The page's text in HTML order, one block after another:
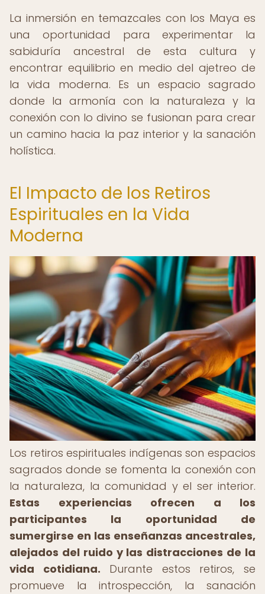
La inmersión en temazcales con los Maya es
una oportunidad para experimentar la
sabiduría ancestral de esta cultura y
encontrar equilibrio en medio del ajetreo de
la vida moderna. Es un espacio sagrado
donde la armonía con la naturaleza y la
conexión con lo divino se fusionan para crear
un camino hacia la paz interior y la sanación
holística.
El Impacto de los Retiros
Espirituales en la Vida
Moderna
Los retiros espirituales indígenas son espacios
sagrados donde se fomenta la conexión con
la naturaleza, la comunidad y el ser interior.
Estas experiencias ofrecen a los
participantes la oportunidad de
sumergirse en las enseñanzas ancestrales,
alejados del ruido y las distracciones de la
vida cotidiana. Durante estos retiros, se
promueve la introspección, la sanación